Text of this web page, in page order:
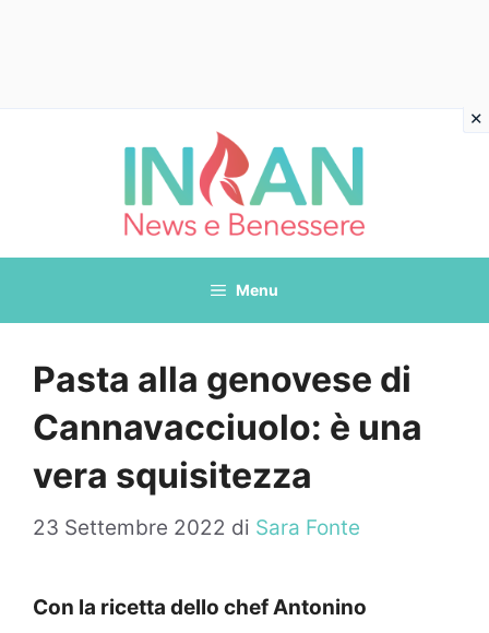
Menu
Pasta alla genovese di
Cannavacciuolo: è una
vera squisitezza
23 Settembre 2022 di Sara Fonte
Con la ricetta dello chef Antonino